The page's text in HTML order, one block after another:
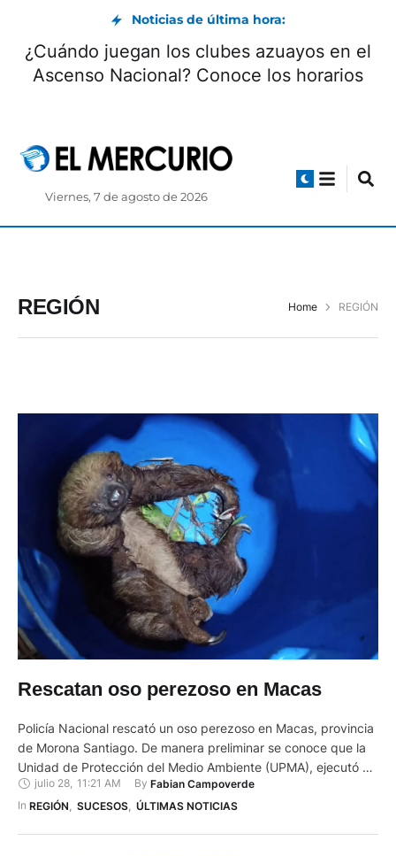
Noticias de última hora:
¿Cuándo juegan los clubes azuayos en el
Ascenso Nacional? Conoce los horarios
Viernes, 7 de agosto de 2026
REGIÓN Home REGIÓN
Rescatan oso perezoso en Macas
Policía Nacional rescató un oso perezoso en Macas, provincia
de Morona Santiago. De manera preliminar se conoce que la
Unidad de Protección del Medio Ambiente (UPMA), ejecutó un
operativo en este cantón. Los agentes receptaron y
coordinaron el traslado del oso perezoso desde el sector del
julio 28, 11:21 AM By Fabian Campoverde
In REGIÓN SUCESOS, ÚLTIMAS NOTICIAS